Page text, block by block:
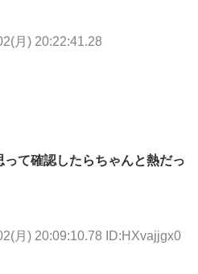
月) 20:22:41.28
て確認したらちゃんと熱だっ
月) 20:09:10.78 ID:HXvajjgx0